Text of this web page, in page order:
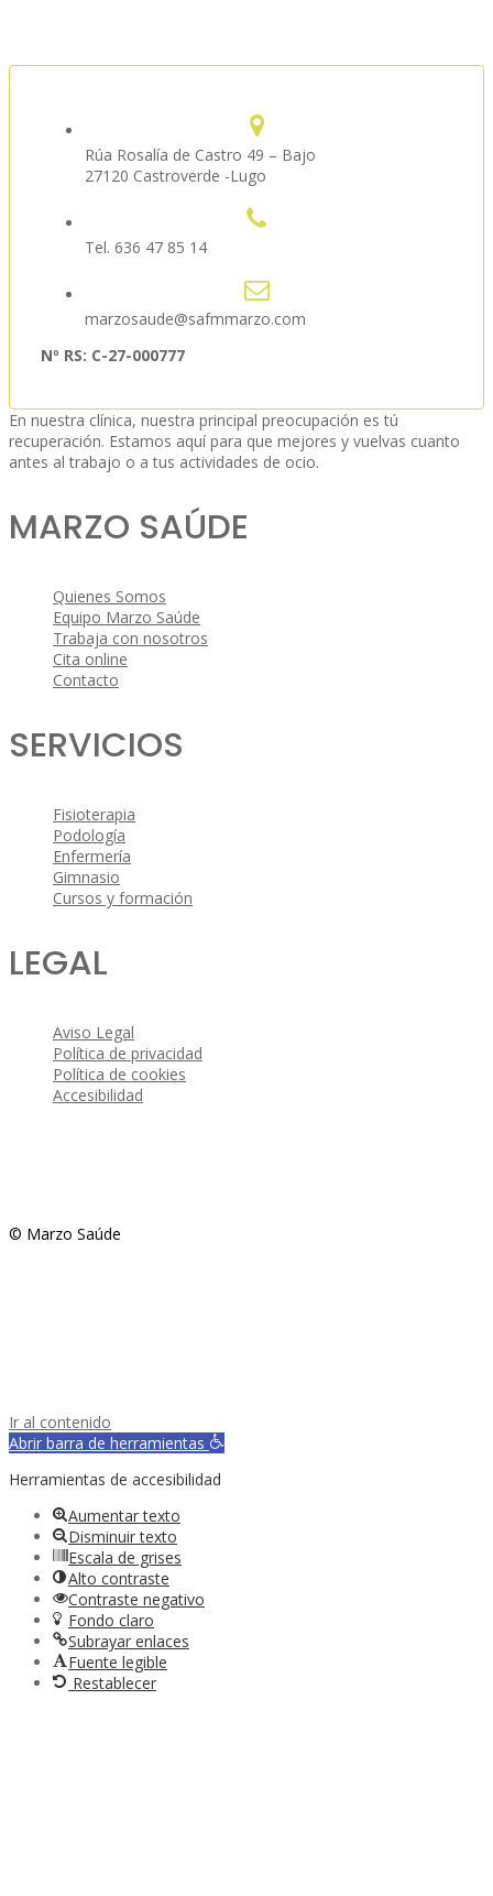
Rúa Rosalía de Castro 49 – Bajo
27120 Castroverde -Lugo
Tel. 636 47 85 14
marzosaude@safmmarzo.com
Nº RS: C-27-000777
En nuestra clínica, nuestra principal preocupación es tú
recuperación. Estamos aquí para que mejores y vuelvas cuanto
antes al trabajo o a tus actividades de ocio.
MARZO SAÚDE
Quienes Somos
Equipo Marzo Saúde
Trabaja con nosotros
Cita online
Contacto
SERVICIOS
Fisioterapia
Podología
Enfermería
Gimnasio
Cursos y formación
LEGAL
Aviso Legal
Política de privacidad
Política de cookies
Accesibilidad
© Marzo Saúde
Ir al contenido
Abrir barra de herramientas
Herramientas de accesibilidad
Aumentar texto
Disminuir texto
Escala de grises
Alto contraste
Contraste negativo
Fondo claro
Subrayar enlaces
Fuente legible
Restablecer